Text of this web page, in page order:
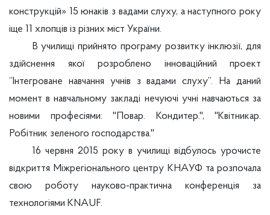
конструкцій» 15 юнаків з вадами слуху, а наступного року
іще 11 хлопців із різних міст України.
В училищі прийнято програму розвитку інклюзії, для
здійснення якої розроблено інноваційний проект
“Інтегроване навчання учнів з вадами слуху”.
На даний
момент в навчальному закладі нечуючі учні навчаються за
новими професіями: "Повар. Кондитер.", "Квітникар.
Робітник зеленого господарства."
16 червня 2015 року в училищі відбулось урочисте
відкриття Міжрегіонального центру КНАУФ та розпочала
свою роботу науково-практична конференція за
технологіями КNAUF.